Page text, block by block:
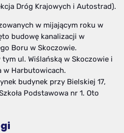
Dróg Krajowych i Autostrad).
w mijającym roku w
budowę kanalizacji w
Boru w Skoczowie.
ul. Wiślańską w Skoczowie i
w Harbutowicach.
budynek przy Bielskiej 17,
Podstawowa nr 1. Oto